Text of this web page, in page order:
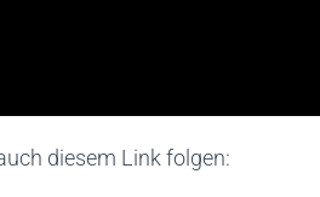
diesem Link folgen: